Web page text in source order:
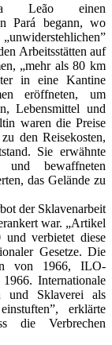
Leão einen
Pará begann, wo
Arbeitsstätten auf
„mehr als 80 km
in eine Kantine
eröffneten, um
Lebensmittel und
waren die Preise
den Reisekosten,
Sie erwähnte
bewaffneten
das Gelände zu
der Sklavenarbeit
war. „Artikel
und verbietet diese
Gesetze. Die
von 1966, ILO-
Internationale
und Sklaverei als
erklärte
die Verbrechen